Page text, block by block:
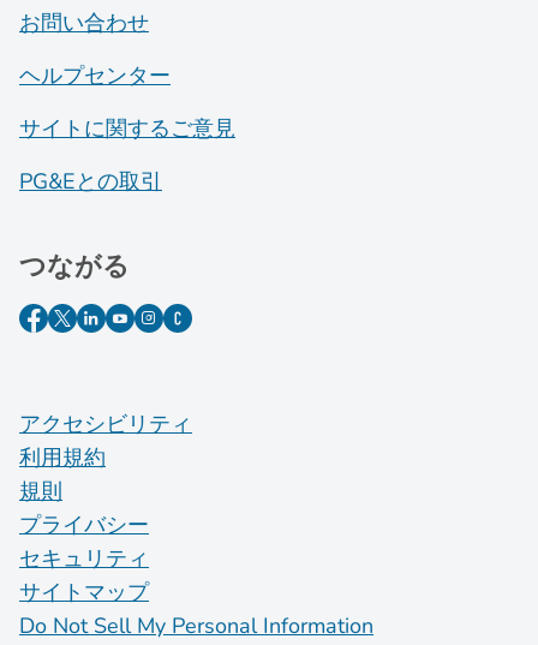
お問い合わせ
ヘルプセンター
サイトに関するご意見
PG&Eとの取引
つながる
アクセシビリティ
利用規約
規則
プライバシー
セキュリティ
サイトマップ
Do Not Sell My Personal Information